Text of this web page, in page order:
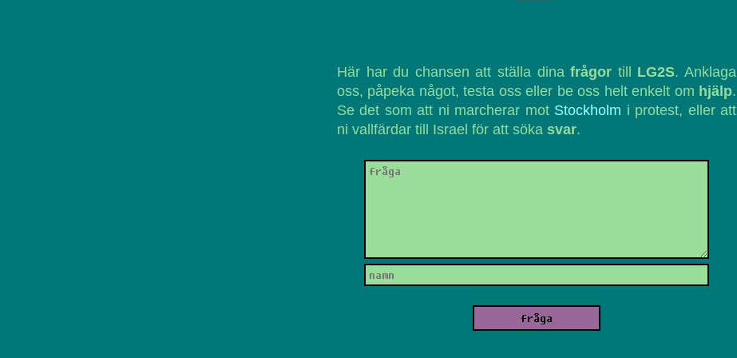
Här har du chansen att ställa dinafrågor till LG2S. Anklaga
oss, påpeka något, testa oss eller be oss helt enkelt om hjälp.
Se det som att ni marcherar mot Stockholm i protest, eller att
ni vallfärdar till Israel för att söka svar.